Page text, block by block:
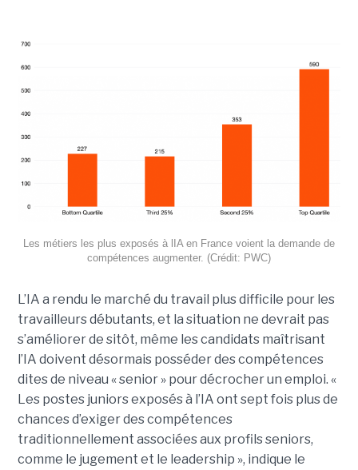
Les métiers les plus exposés à lIA en France voient la demande de
compétences augmenter. (Crédit: PWC)
L’IA a rendu le marché du travail plus difficile pour les
travailleurs débutants, et la situation ne devrait pas
s’améliorer de sitôt, même les candidats maîtrisant
l’IA doivent désormais posséder des compétences
dites de niveau « senior » pour décrocher un emploi. «
Les postes juniors exposés à l’IA ont sept fois plus de
chances d’exiger des compétences
traditionnellement associées aux profils seniors,
comme le jugement et le leadership », indique le